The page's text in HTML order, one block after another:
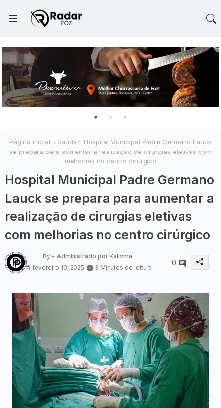
Página inicial Saúde
Hospital Municipal Padre Germano Lauck
se prepara para aumentar a realização de cirurgias eletivas com
melhorias no centro cirúrgico
Hospital Municipal Padre Germano
Lauck se prepara para aumentar a
realização de cirurgias eletivas
com melhorias no centro cirúrgico
By - Administrado por Kalivma
fevereiro 10, 2025
3 Minutos de leitura
0